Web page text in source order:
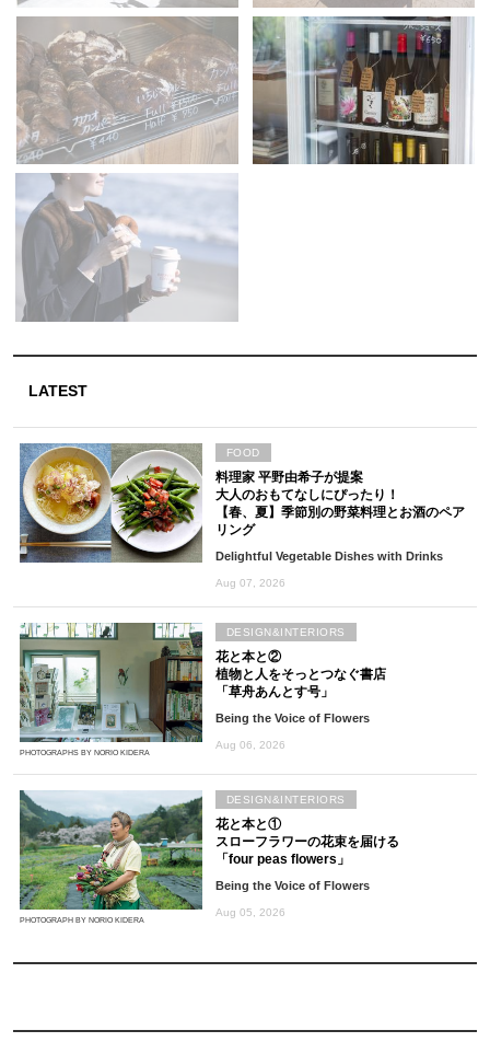
LATEST
料理家 平野由希子が提案
大人のおもてなしにぴったり！
【春、夏】季節別の野菜料理とお酒のペア
リング
Delightful Vegetable Dishes with Drinks
Aug 07, 2026
FOOD
PHOTOGRAPHS BY NORIO KIDERA
花と本と②
植物と人をそっとつなぐ書店
「草舟あんとす号」
Being the Voice of Flowers
Aug 06, 2026
DESIGN&INTERIORS
PHOTOGRAPH BY NORIO KIDERA
花と本と①
スローフラワーの花束を届ける
「four peas flowers」
Being the Voice of Flowers
Aug 05, 2026
DESIGN&INTERIORS